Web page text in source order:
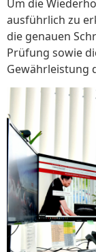
Um die
ausführlich zu
die genauen
Prüfung sowie
Gewährleistung